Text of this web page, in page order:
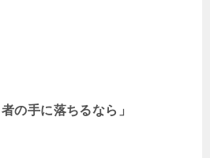
の手に落ちるなら」